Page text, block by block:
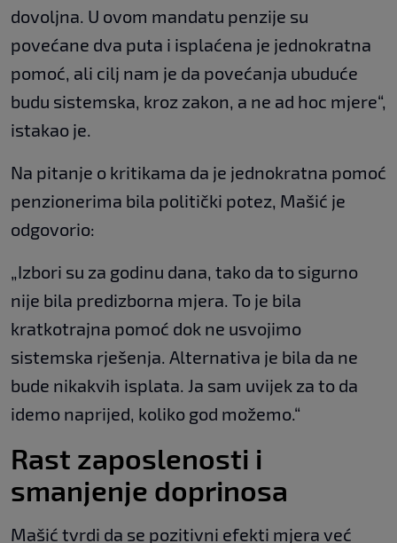
dovoljna. U ovom mandatu penzije su
povećane dva puta i isplaćena je jednokratna
pomoć, ali cilj nam je da povećanja ubuduće
budu sistemska, kroz zakon, a ne ad hoc mjere“,
istakao je.
Na pitanje o kritikama da je jednokratna pomoć
penzionerima bila politički potez, Mašić je
odgovorio:
„Izbori su za godinu dana, tako da to sigurno
nije bila predizborna mjera. To je bila
kratkotrajna pomoć dok ne usvojimo
sistemska rješenja. Alternativa je bila da ne
bude nikakvih isplata. Ja sam uvijek za to da
idemo naprijed, koliko god možemo.“
Rast zaposlenosti i
smanjenje doprinosa
Mašić tvrdi da se pozitivni efekti mjera već